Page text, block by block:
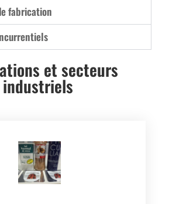
fabrication
et secteurs
industriels